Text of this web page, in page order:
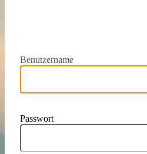
Benutzername
Passwort